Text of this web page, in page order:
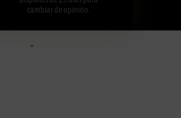
cambiar de opinión.